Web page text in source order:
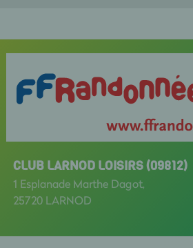
CLUB LARNOD LOISIRS (09812)
1 Esplanade Marthe Dagot,
25720 LARNOD